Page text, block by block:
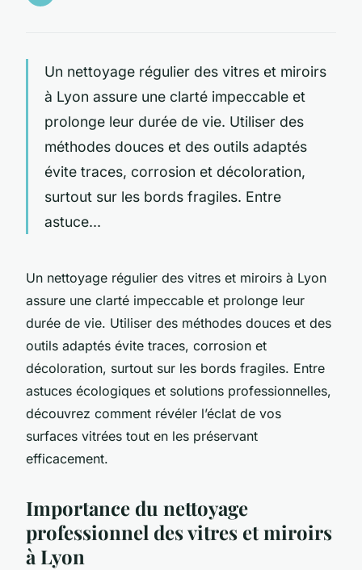
Un nettoyage régulier des vitres et miroirs
à Lyon assure une clarté impeccable et
prolonge leur durée de vie. Utiliser des
méthodes douces et des outils adaptés
évite traces, corrosion et décoloration,
surtout sur les bords fragiles. Entre
astuce...
Un nettoyage régulier des vitres et miroirs à Lyon
assure une clarté impeccable et prolonge leur
durée de vie. Utiliser des méthodes douces et des
outils adaptés évite traces, corrosion et
décoloration, surtout sur les bords fragiles. Entre
astuces écologiques et solutions professionnelles,
découvrez comment révéler l’éclat de vos
surfaces vitrées tout en les préservant
efficacement.
Importance du nettoyage
professionnel des vitres et miroirs
à Lyon